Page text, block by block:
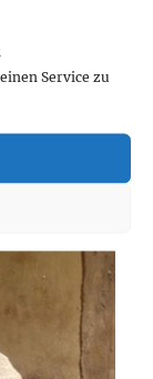
Service zu
,